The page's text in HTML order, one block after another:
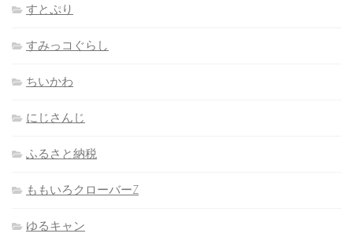
すとぷり
すみっコぐらし
ちいかわ
にじさんじ
ふるさと納税
ももいろクローバーZ
ゆるキャン